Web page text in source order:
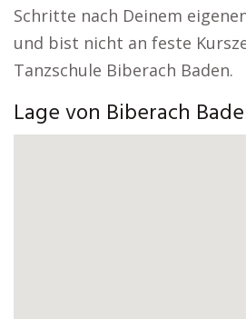
Schritte nach Deinem
und bist nicht an feste
Tanzschule Biberach Baden.
Lage von Biberach